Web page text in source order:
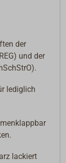
der
und der
lediglich
lackiert